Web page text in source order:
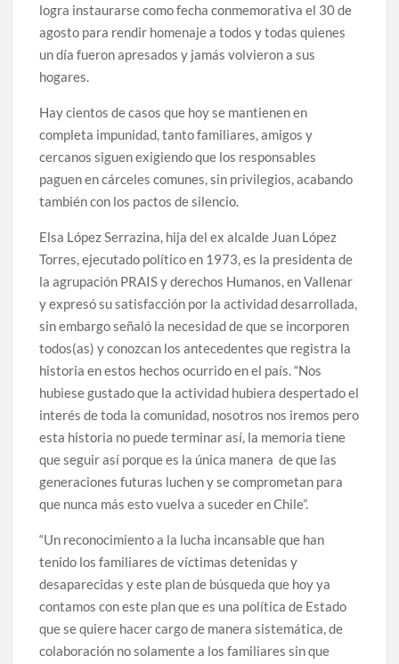
logra instaurarse como fecha conmemorativa el 30 de
agosto para rendir homenaje a todos y todas quienes
un día fueron apresados y jamás volvieron a sus
hogares.
Hay cientos de casos que hoy se mantienen en
completa impunidad, tanto familiares, amigos y
cercanos siguen exigiendo que los responsables
paguen en cárceles comunes, sin privilegios, acabando
también con los pactos de silencio.
Elsa López Serrazina, hija del ex alcalde Juan López
Torres, ejecutado político en 1973, es la presidenta de
la agrupación PRAIS y derechos Humanos, en Vallenar
y expresó su satisfacción por la actividad desarrollada,
sin embargo señaló la necesidad de que se incorporen
todos(as) y conozcan los antecedentes que registra la
historia en estos hechos ocurrido en el país. “Nos
hubiese gustado que la actividad hubiera despertado el
interés de toda la comunidad, nosotros nos iremos pero
esta historia no puede terminar así, la memoria tiene
que seguir así porque es la única manera de que las
generaciones futuras luchen y se comprometan para
que nunca más esto vuelva a suceder en Chile”.
“Un reconocimiento a la lucha incansable que han
tenido los familiares de víctimas detenidas y
desaparecidas y este plan de búsqueda que hoy ya
contamos con este plan que es una política de Estado
que se quiere hacer cargo de manera sistemática, de
colaboración no solamente a los familiares sin que